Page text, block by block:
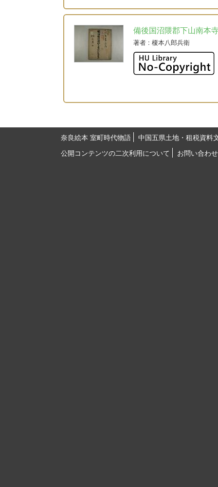
備後国沼隈郡下山南本
著者 : 榎本八郎兵衛
奈良絵本 室町時代物語
中国五県土地・租税資料
公開コンテンツの二次利用について
お問い合わせ